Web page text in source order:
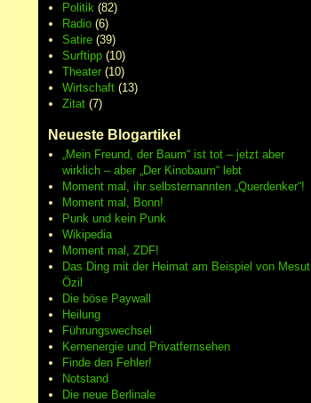
Politik(82)
Radio(6)
Satire(39)
Surftipp(10)
Theater(10)
Wirtschaft(13)
Zitat(7)
Neueste Blogartikel
„Mein Freund, der Baum“ ist tot – jetzt aber
wirklich – aber „Der Kinobaum“ lebt
Moment mal, ihr selbsternannten „Querdenker“!
Moment mal, Bonn!
Punk und kein Punk
Wikipedia
Moment mal, ZDF!
Das Ding mit der Heimat am Beispiel von Mesut
Özil
Die böse Paywall
Heilung
Führungswechsel
Kernenergie und Privatfernsehen
Finde den Fehler!
Notstand
Die neue Berlinale